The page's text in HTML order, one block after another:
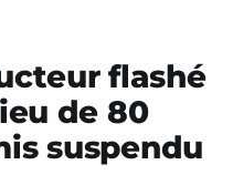
flashé
de 80
suspendu